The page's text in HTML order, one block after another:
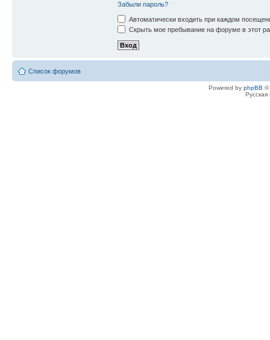
Забыли пароль?
Автоматически входить при каждом
Скрыть мое пребывание на форуме в этот
Список форумов
Powered by phpBB ©